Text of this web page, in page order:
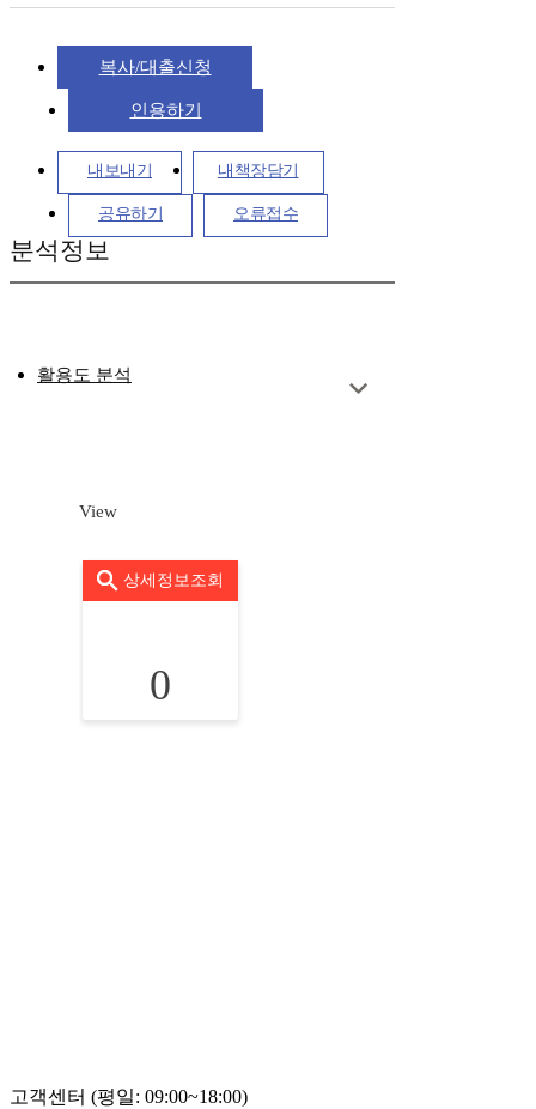
복사/대출신청
인용하기
내보내기 내책장담기
공유하기 오류접수
분석정보
활용도 분석
View
상세정보조회
0
고객센터 (평일: 09:00~18:00)